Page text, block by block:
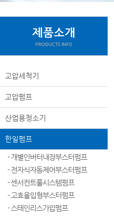
제품소개
PRODUCTS INFO
고압세척기
고압펌프
산업용청소기
한일펌프
- 개별인버터내장부스터펌프
- 전자식자동제어부스터펌프
- 센서컨트롤시스템펌프
- 고효율입형부스터펌프
- 스테인리스가압펌프